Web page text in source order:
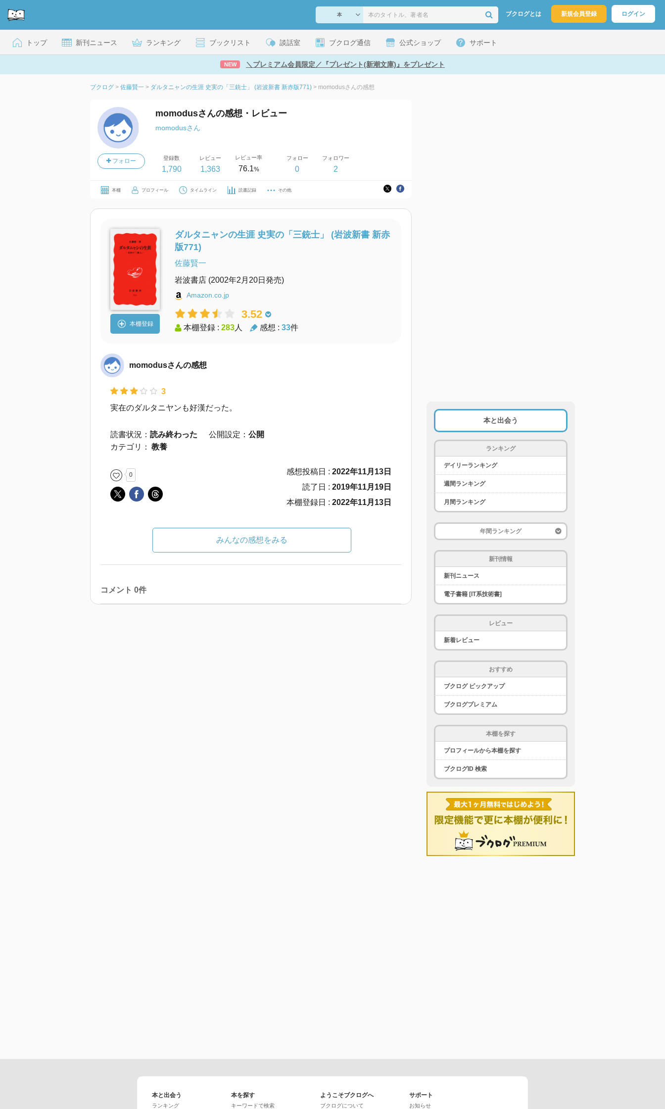
ブクログとは 新規会員登録 ログイン
トップ 新刊ニュース ランキング ブックリスト 談話室 ブクログ通信 公式ショップ サポート
NEW ＼プレミアム会員限定／『プレゼント(新潮文庫)』をプレゼント
ブクログ > 佐藤賢一 > ダルタニャンの生涯 史実の「三銃士」 (岩波新書 新赤版771) > momodusさんの感想
フォロー
momodusさんの感想・レビュー
momodusさん
登録数
1,790
レビュー
1,363
レビュー率
76.1%
フォロー
0
フォロワー
2
本棚 プロフィール タイムライン 読書記録 その他
本棚登録
ダルタニャンの生涯 史実の「三銃士」 (岩波新書 新赤
版771)
佐藤賢一
岩波書店 (2002年2月20日発売)
Amazon.co.jp
3.52
本棚登録 : 283人 感想 : 33件
momodusさんの感想
3
実在のダルタニヤンも好漢だった。
読書状況： 読み終わった 公開設定： 公開
カテゴリ： 教養
0 感想投稿日 : 2022年11月13日
読了日 : 2019年11月19日
本棚登録日 : 2022年11月13日
みんなの感想をみる
コメント 0件
本と出会う
ランキング
デイリーランキング
週間ランキング
月間ランキング
年間ランキング
新刊情報
新刊ニュース
電子書籍 [IT系技術書]
レビュー
新着レビュー
おすすめ
ブクログ ピックアップ
ブクログプレミアム
本棚を探す
プロフィールから本棚を探す
ブクログID 検索
本と出会う
ランキング
本を探す
キーワードで検索
ようこそブクログへ
ブクログについて
サポート
お知らせ